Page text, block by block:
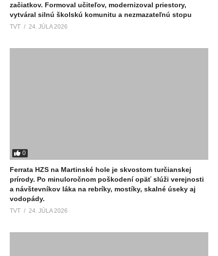
začiatkov. Formoval učiteľov, modernizoval priestory,
vytváral silnú školskú komunitu a nezmazateľnú stopu
TVT 24. JÚLA 2026
0
Ferrata HZS na Martinské hole je skvostom turčianskej
prírody. Po minuloročnom poškodení opäť slúži verejnosti
a návštevníkov láka na rebríky, mostíky, skalné úseky aj
vodopády.
TVT 24. JÚLA 2026